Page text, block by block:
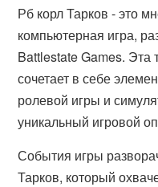
Рб корл Тарков - это
компьютерная игра,
Battlestate Games. Эта
сочетает в себе
ролевой игры и
уникальный игровой
События игры
Тарков, который